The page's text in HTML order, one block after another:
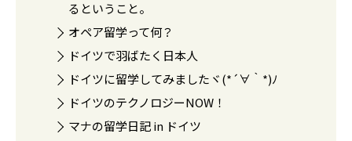
るということ。
オペア留学って何？
ドイツで羽ばたく日本人
ドイツに留学してみましたヾ(*´∀｀*)ﾉ
ドイツのテクノロジーNOW！
マナの留学日記 in ドイツ